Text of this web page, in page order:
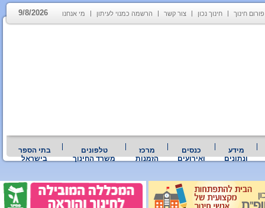
פורום חינוך חינוך נכון צור קשר הרשמה כמנוי לעיתון מי אנחנו 9/8/2026
מידע
ונתונים
כנסים
ואירועים
מרכז
הזמנות
טלפונים
משרד החינוך
בתי הספר
בישראל